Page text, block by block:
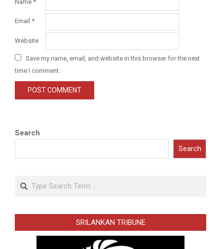
Name *
Email *
Website
Save my name, email, and website in this browser for the next
time I comment.
Search
Search
Search
SRILANKAN TRIBUNE